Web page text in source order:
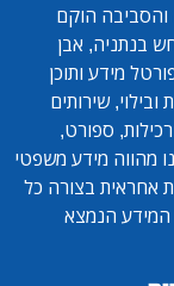
והסביבה הוקם
בנתניה, אבן
מידע ותוכן
שירותים
ספורט,
מהווה מידע משפטי
אחראית בצורה כל
הנמצא